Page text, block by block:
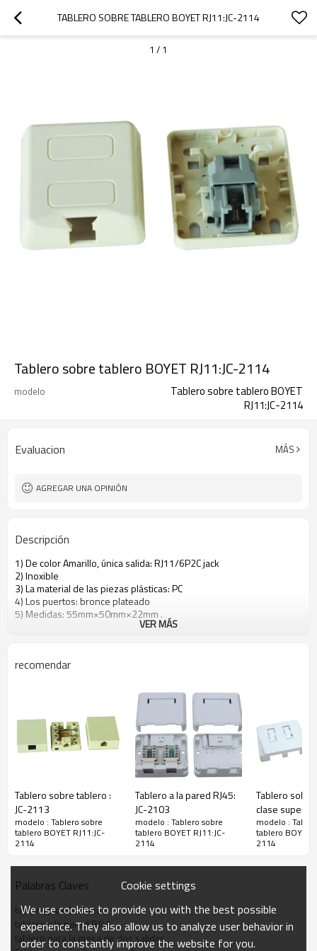
TABLERO SOBRE TABLERO BOYET RJ11:JC-2114
1 / 1
Tablero sobre tablero BOYET RJ11:JC-2114
modelo
Tablero sobre tablero BOYET
RJ11:JC-2114
Evaluacion MÁS
AGREGAR UNA OPINIÓN
Descripción
1) De color Amarillo, única salida: RJ11/6P2C jack
2) Inoxible
3) La material de las piezas plásticas: PC
4) Los puertos: bronce plateado
5) Medidas: 55mm×50mm×22mm .
VER MÁS
recomendar
Tablero sobre tablero :
JC-2113
modelo : Tablero sobre
tablero BOYET RJ11:JC-
2114
Tablero a la pared RJ45:
JC-2103
modelo : Tablero sobre
tablero BOYET RJ11:JC-
2114
Tablero
clase super 5
2111
modelo :
tablero BOYET
2114
Palabras Claves
tablero para la mesa
tablero a la pared RJ45
tablero para la mesa de dos salidas
Cookie settings
We use cookies to provide you with the best possible
experience. They also allow us to analyze user behavior in
order to constantly improve the website for you.